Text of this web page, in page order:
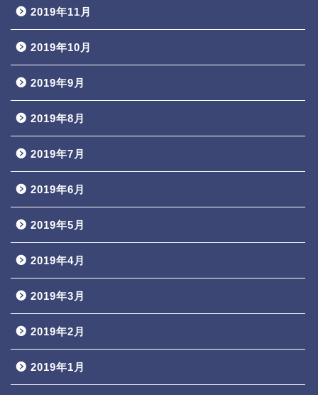
2019年11月
2019年10月
2019年9月
2019年8月
2019年7月
2019年6月
2019年5月
2019年4月
2019年3月
2019年2月
2019年1月